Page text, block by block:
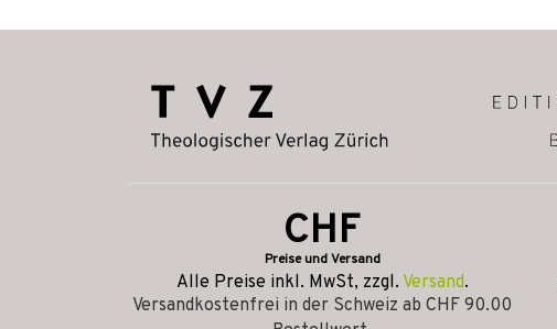
CHF
Preise und Versand
Alle Preise inkl. MwSt, zzgl. Versand.
Versandkostenfrei in der Schweiz ab CHF 90.00